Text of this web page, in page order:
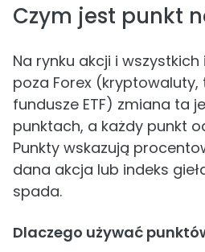
Czym jest punkt
Na rynku akcji i
poza Forex (kryptowaluty,
fundusze ETF) zmiana ta
punktach, a każdy punkt
Punkty wskazują
dana akcja lub indeks
spada.
Dlaczego używać